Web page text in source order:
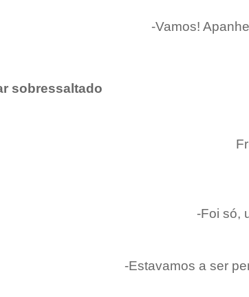
-Vamos!
sobressaltado
-Foi só,
-Estavamos a ser